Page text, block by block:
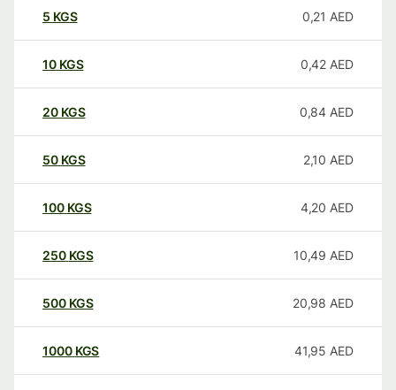
5 KGS 0,21 AED
10 KGS 0,42 AED
20 KGS 0,84 AED
50 KGS 2,10 AED
100 KGS 4,20 AED
250 KGS 10,49 AED
500 KGS 20,98 AED
1000 KGS 41,95 AED